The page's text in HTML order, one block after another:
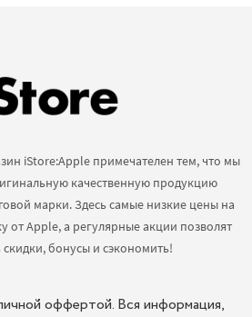
качественную продукцию
марки. Здесь самые низкие цены на
от Apple, а регулярные акции позволят
бонусы и сэкономить!
оффертой. Вся информация,